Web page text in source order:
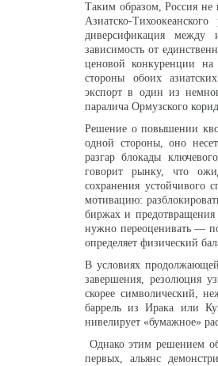
Таким образом, Россия не
Азиатско-
диверсификация
зависимость от
ценовой конкуренции на
стороны обоих
экспорт в один из
паралича Ормузского
Решение о повышении
одной стороны, оно
разгар блокады
говорит рынку, что
сохранения устойчивого
мотивацию:
биржах и
нужно переоценивать —
определяет физический
В условиях
завершения, резолюция
скорее символический,
баррель из Ирака или
нивелирует «бумажное»
Однако этим решением
первых, альянс